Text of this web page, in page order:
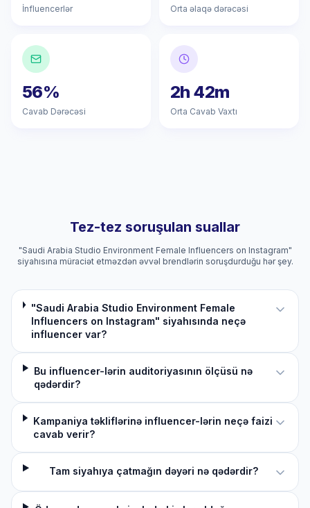
İnfluencerlər Orta əlaqə dərəcəsi
56%
Cavab Dərəcəsi
2h 42m
Orta Cavab Vaxtı
Tez-tez soruşulan suallar
"Saudi Arabia Studio Environment Female Influencers on Instagram"
siyahısına müraciət etməzdən əvvəl brendlərin soruşdurduğu hər şey.
"Saudi Arabia Studio Environment Female
Influencers on Instagram" siyahısında neçə
influencer var?
Bu influencer-lərin auditoriyasının ölçüsü nə
qədərdir?
Kampaniya təkliflərinə influencer-lərin neçə faizi
cavab verir?
Tam siyahıya çatmağın dəyəri nə qədərdir?